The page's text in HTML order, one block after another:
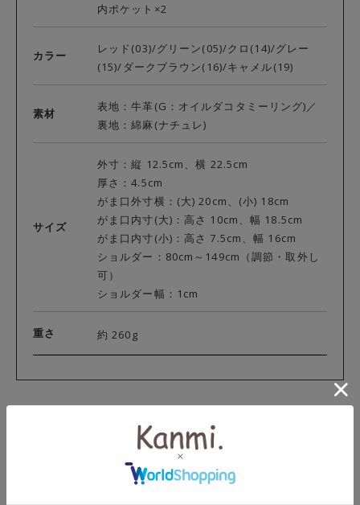
内ポケット×2
カラー
レッド(03)/グリーン(05)/クロ(14)/グレー
(15)/ダークブラウン(16)/キャメル(19)
素材
表地：牛革(G：オイルダコタミーリング)／
裏地：綿麻(ナチュレ)
サイズ
外寸：縦 12.5cm、横 22.5cm
厚さ：4.5cm
がま口外寸横：(大) 20cm、(小) 18cm
がま口内寸(大)：高さ 10cm、幅 18.5cm
がま口内寸(小)：高さ 7.5cm、幅 16cm
ショルダー：80cm～149cm（調節・取外し
可）
ショルダー幅：1cm
重さ 約 260g
プラスオンでもっと便利に
こちらの商品は下記アクセサリーに対応しております。